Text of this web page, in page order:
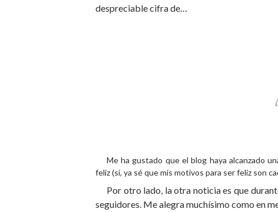
despreciable cifra de…
Me ha gustado que el blog haya alcanzado
feliz (sí, ya sé que mis motivos para ser feliz son
Por otro lado, la otra noticia es que
seguidores. Me alegra muchísimo como en